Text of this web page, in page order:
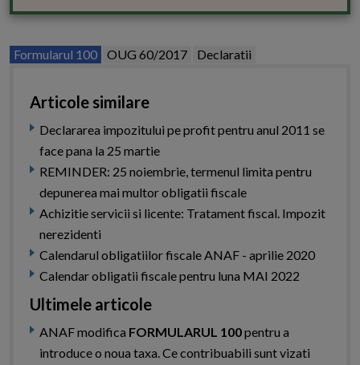
Formularul 100 OUG 60/2017 Declaratii
Articole similare
Declararea impozitului pe profit pentru anul 2011 se
face pana la 25 martie
REMINDER: 25 noiembrie, termenul limita pentru
depunerea mai multor obligatii fiscale
Achizitie servicii si licente: Tratament fiscal. Impozit
nerezidenti
Calendarul obligatiilor fiscale ANAF - aprilie 2020
Calendar obligatii fiscale pentru luna MAI 2022
Ultimele articole
ANAF modifica FORMULARUL 100pentru a
introduce o noua taxa. Ce contribuabili sunt vizati